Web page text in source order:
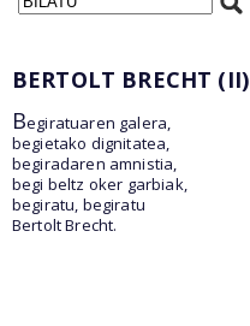
BERTOLT BRECHT (II)
Begiratuaren galera,
begietako dignitatea,
begiradaren amnistia,
begi beltz oker garbiak,
begiratu, begiratu
Bertolt Brecht.